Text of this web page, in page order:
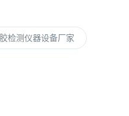
检测仪器设备厂家